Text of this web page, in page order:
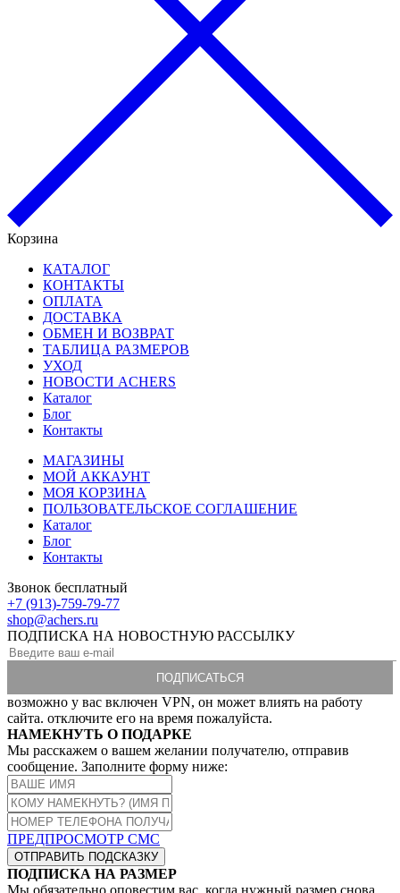
Корзина
КАТАЛОГ
КОНТАКТЫ
ОПЛАТА
ДОСТАВКА
ОБМЕН И ВОЗВРАТ
ТАБЛИЦА РАЗМЕРОВ
УХОД
НОВОСТИ ACHERS
Каталог
Блог
Контакты
МАГАЗИНЫ
МОЙ АККАУНТ
МОЯ КОРЗИНА
ПОЛЬЗОВАТЕЛЬСКОЕ СОГЛАШЕНИЕ
Каталог
Блог
Контакты
Звонок бесплатный
+7 (913)-759-79-77
shop@achers.ru
ПОДПИСКА НА НОВОСТНУЮ РАССЫЛКУ
возможно у вас включен VPN, он может влиять на работу
сайта. отключите его на время пожалуйста.
НАМЕКНУТЬ О ПОДАРКЕ
Мы расскажем о вашем желании получателю, отправив
сообщение. Заполните форму ниже:
ПРЕДПРОСМОТР СМС
ОТПРАВИТЬ ПОДСКАЗКУ
ПОДПИСКА НА РАЗМЕР
Мы обязательно оповестим вас, когда нужный размер снова